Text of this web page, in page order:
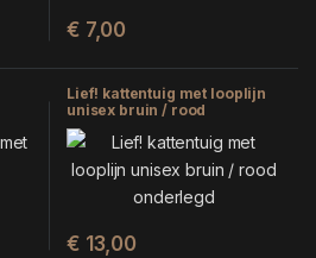
€ 7,00
Lief! kattentuig met looplijn
unisex bruin / rood
onderlegd (35 CM – 130 CM)
€ 13,00